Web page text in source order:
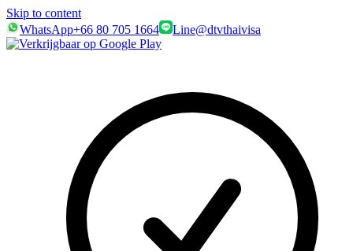
Skip to content
WhatsApp+66 80 705 1664 Line@dtvthaivisa